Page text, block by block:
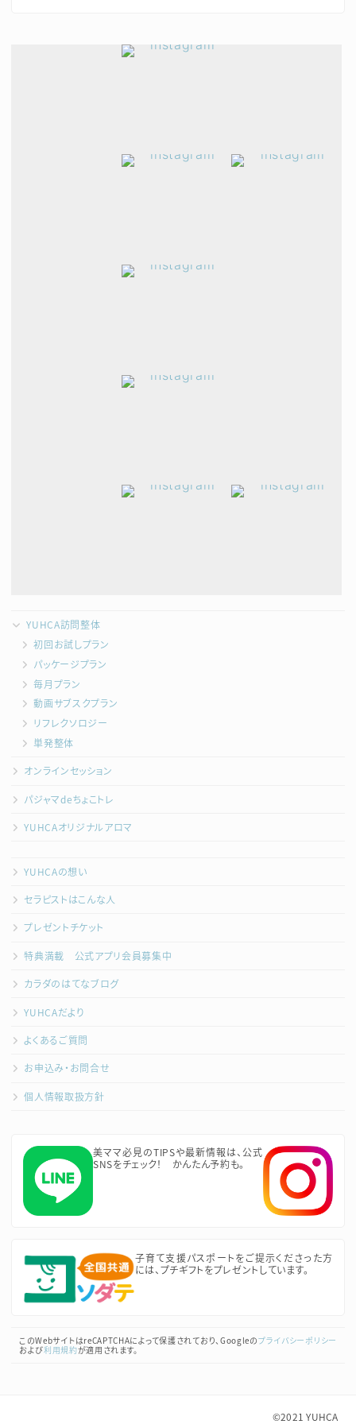
YUHCA訪問整体
初回お試しプラン
パッケージプラン
毎月プラン
動画サブスクプラン
リフレクソロジー
単発整体
オンラインセッション
パジャマdeちょこトレ
YUHCAオリジナルアロマ
YUHCAの想い
セラピストはこんな人
プレゼントチケット
特典満載 公式アプリ会員募集中
カラダのはてなブログ
YUHCAだより
よくあるご質問
お申込み・お問合せ
個人情報取扱方針
美ママ必見のTIPSや最新情報は、公式
SNSをチェック！ かんたん予約も。
子育て支援パスポートをご提示くださった方
には、プチギフトをプレゼントしています。
このWebサイトはreCAPTCHAによって保護されており、Googleのプライバシーポリシー
および利用規約が適用されます。
©2021YUHCA